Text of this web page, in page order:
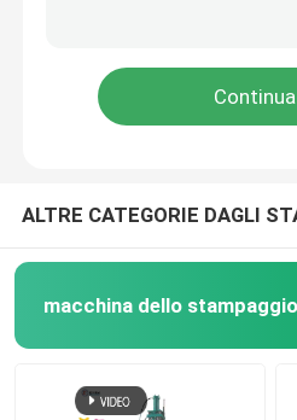
impastatrice di gomma
ALTRE CATEGORIE DAGLI